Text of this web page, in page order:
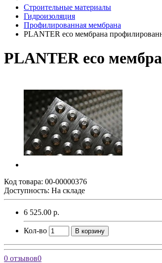
Строительные материалы
Гидроизоляция
Профилированная мембрана
PLANTER eco мембрана
PLANTER eco
Код товара: 00-00000376
Доступность: На складе
6 525.00 р.
Кол-во В корзину
0 отзывов0